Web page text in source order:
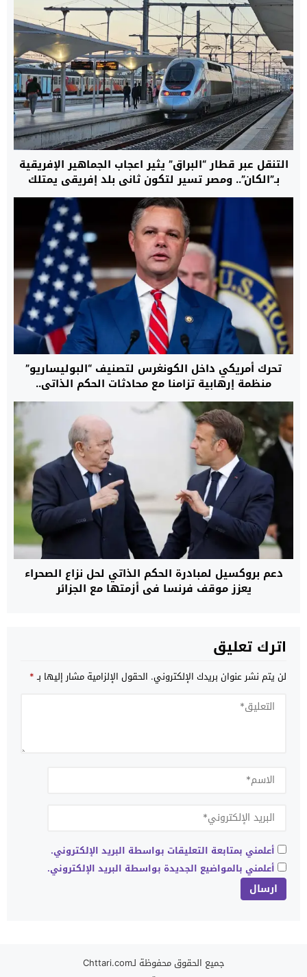
التنقل عبر قطار “البراق” يثير اعجاب الجماهير الإفريقية
بـ”الكان”.. ومصر تسير لتكون ثاني بلد إفريقي يمتلك
قطارا فائق السرعة
تحرك أمريكي داخل الكونغرس لتصنيف “البوليساريو”
منظمة إرهابية تزامنا مع محادثات الحكم الذاتي..
دعم بروكسيل لمبادرة الحكم الذاتي لحل نزاع الصحراء
يعزز موقف فرنسا في أزمتها مع الجزائر
اترك تعليق
لن يتم نشر عنوان بريدك الإلكتروني. الحقول الإلزامية مشار إليها بـ*
أعلمني بمتابعة التعليقات بواسطة البريد الإلكتروني.
أعلمني بالمواضيع الجديدة بواسطة البريد الإلكتروني.
جميع الحقوق محفوظة لـChttari.com